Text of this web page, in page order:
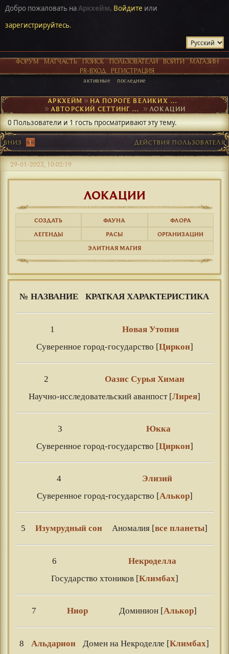
Добро пожаловать наАркхейм. Войдите или
зарегистрируйтесь.
ФОРУМ МАТЧАСТЬ ПОИСК ПОЛЬЗОВАТЕЛИ ВОЙТИ
МАГАЗИН
PR-ВХОД
РЕГИСТРАЦИЯ
активные последние
АРКХЕЙМ► НА ПОРОГЕ ВЕЛИКИХ ОТКРЫТИЙ
► АВТОРСКИЙ СЕТТИНГ И NPC ►ЛОКАЦИИ
0 Пользователи и 1 гость просматривают эту тему.
ВНИЗ 1 ДЕЙСТВИЯ ПОЛЬЗОВАТЕЛЯ
29-01-2023, 10:02:19
ЛОКАЦИИ
СОЗДАТЬ ФАУНА
ФЛОРА
ЛЕГЕНДЫ
РАСЫ
ОРГАНИЗАЦИИ
ЭЛИТНАЯ МАГИЯ
№ НАЗВАНИЕ КРАТКАЯ ХАРАКТЕРИСТИКА
1
Новая Утопия
Cуверенное город-государство [Циркон]
2
Оазис Сурья Химан
Научно-исследовательский аванпост [Лирея]
3
Юкка
Суверенное город-государство [Циркон]
4
Элизий
Суверенное город-государство [Алькор]
5 Изумрудный сон Аномалия [все планеты]
6
Некроделла
Государство хтоников [Климбах]
7 Ниор Доминион [Алькор]
8 Альдарион Домен на Некроделле [Климбах]